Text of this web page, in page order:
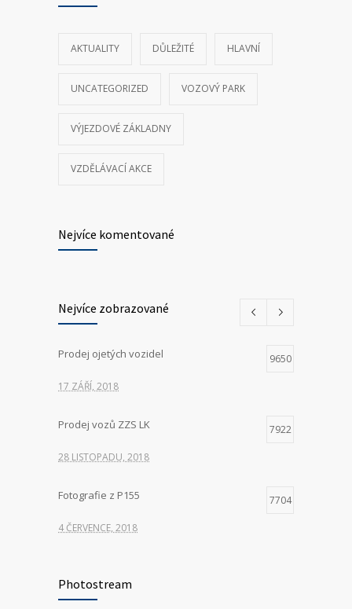
AKTUALITY DŮLEŽITÉ HLAVNÍ
UNCATEGORIZED VOZOVÝ PARK
VÝJEZDOVÉ ZÁKLADNY
VZDĚLÁVACÍ AKCE
Nejvíce komentované
Nejvíce zobrazované
Prodej ojetých vozidel 9650
17 ZÁŘÍ, 2018
Prodej vozů ZZS LK 7922
28 LISTOPADU, 2018
Fotografie z P155 7704
4 ČERVENCE, 2018
VOZIDLA ZDRAVOTNICKÉ ZÁCHRANNÉ
SLUŽBY
Photostream